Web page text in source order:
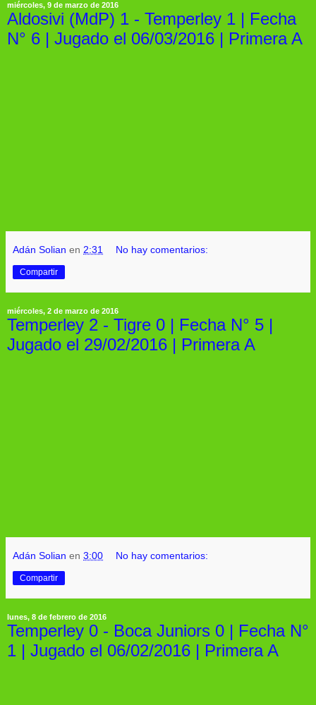
miércoles, 9 de marzo de 2016
Aldosivi (MdP) 1 - Temperley 1 | Fecha
N° 6 | Jugado el 06/03/2016 | Primera A
Adán Solian en 2:31 No hay comentarios:
Compartir
miércoles, 2 de marzo de 2016
Temperley 2 - Tigre 0 | Fecha N° 5 |
Jugado el 29/02/2016 | Primera A
Adán Solian en 3:00 No hay comentarios:
Compartir
lunes, 8 de febrero de 2016
Temperley 0 - Boca Juniors 0 | Fecha N°
1 | Jugado el 06/02/2016 | Primera A